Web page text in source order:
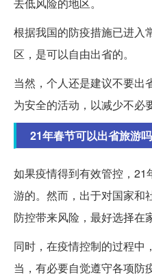
去低风险的地区。
根据我国的防疫措施已进入
区，是可以自由出省的。
当然，个人还是建议不要出
为安全的活动，以减少不必
21年春节可以出省旅游
如果疫情得到有效管控，21
游的。然而，出于对国家和
防控带来风险，最好选择在
同时，在疫情控制的过程中
当，有必要自觉遵守各项防